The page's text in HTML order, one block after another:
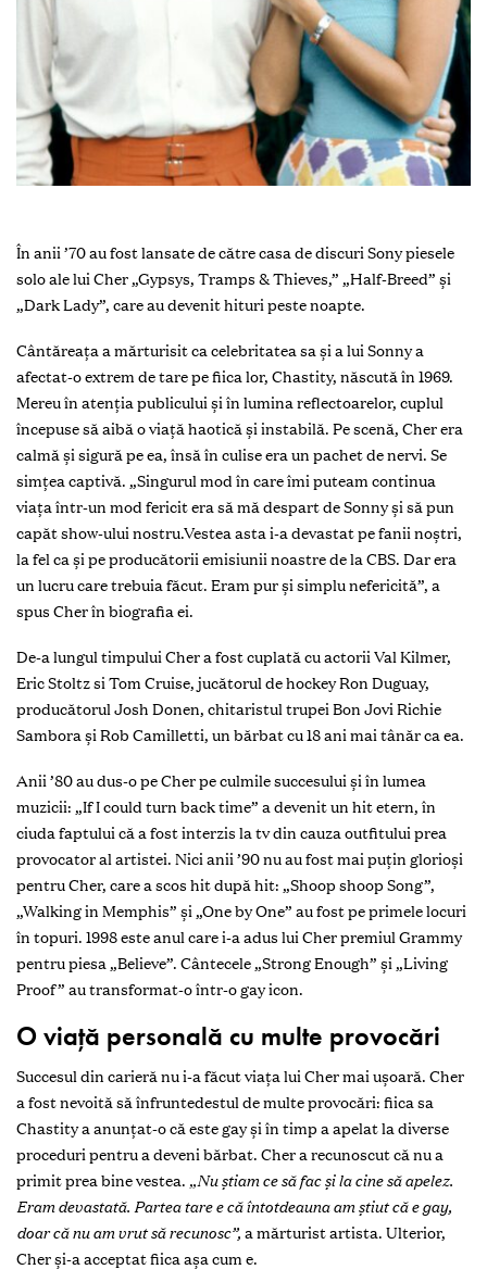
În anii ’70 au fost lansate de către casa de discuri Sony piesele
solo ale lui Cher „Gypsys, Tramps & Thieves,” „Half-Breed” și
„Dark Lady”, care au devenit hituri peste noapte.
Cântăreața a mărturisit ca celebritatea sa și a lui Sonny a
afectat-o extrem de tare pe fiica lor, Chastity, născută în 1969.
Mereu în atenția publicului și în lumina reflectoarelor, cuplul
începuse să aibă o viață haotică și instabilă. Pe scenă, Cher era
calmă și sigură pe ea, însă în culise era un pachet de nervi. Se
simțea captivă. „Singurul mod în care îmi puteam continua
viața într-un mod fericit era să mă despart de Sonny și să pun
capăt show-ului nostru.Vestea asta i-a devastat pe fanii noștri,
la fel ca și pe producătorii emisiunii noastre de la CBS. Dar era
un lucru care trebuia făcut. Eram pur și simplu nefericită”, a
spus Cher în biografia ei.
De-a lungul timpului Cher a fost cuplată cu actorii Val Kilmer,
Eric Stoltz si Tom Cruise, jucătorul de hockey Ron Duguay,
producătorul Josh Donen, chitaristul trupei Bon Jovi Richie
Sambora și Rob Camilletti, un bărbat cu 18 ani mai tânăr ca ea.
Anii ’80 au dus-o pe Cher pe culmile succesului și în lumea
muzicii: „If I could turn back time” a devenit un hit etern, în
ciuda faptului că a fost interzis la tv din cauza outfitului prea
provocator al artistei. Nici anii ’90 nu au fost mai puțin glorioși
pentru Cher, care a scos hit după hit: „Shoop shoop Song”,
„Walking in Memphis” și „One by One” au fost pe primele locuri
în topuri. 1998 este anul care i-a adus lui Cher premiul Grammy
pentru piesa „Believe”. Cântecele „Strong Enough” și „Living
Proof” au transformat-o într-o gay icon.
O viață personală cu multe provocări
Succesul din carieră nu i-a făcut viața lui Cher mai ușoară. Cher
a fost nevoită să înfruntedestul de multe provocări: fiica sa
Chastity a anunțat-o că este gay și în timp a apelat la diverse
proceduri pentru a deveni bărbat. Cher a recunoscut că nu a
primit prea bine vestea. „Nu știam ce să fac și la cine să apelez.
Eram devastată. Partea tare e că întotdeauna am știut că e gay,
doar că nu am vrut să recunosc”, a mărturist artista. Ulterior,
Cher și-a acceptat fiica așa cum e.